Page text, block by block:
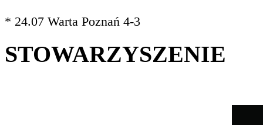
* 24.07 Warta Poznań 4-3
STOWARZYSZENIE